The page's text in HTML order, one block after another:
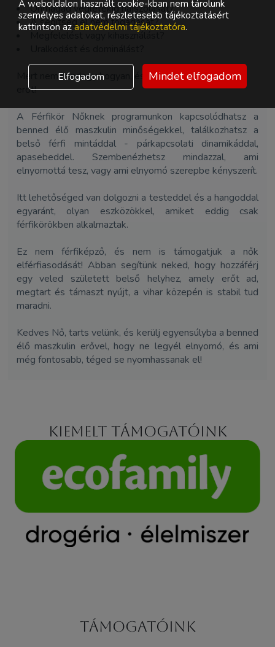
Önmagad végletekig hajszolását?
A segítség el nem fogadását?
Megfelelést vagy kihasználást?
Mert nem mindegy hogyan, és mikor használod ezt az
erőt!
A Férfikör Nőknek programunkon kapcsolódhatsz a
benned élő maszkulin minőségekkel, találkozhatsz a
belső férfi mintáddal - párkapcsolati dinamikáddal,
apasebeddel. Szembenézhetsz mindazzal, ami
elnyomottá tesz, vagy ami elnyomó szerepbe kényszerít.
Itt lehetőséged van dolgozni a testeddel és a hangoddal
egyaránt, olyan eszközökkel, amiket eddig csak
férfikörökben alkalmaztak.
Ez nem férfiképző, és nem is támogatjuk a nők
elférfiasodását! Abban segítünk neked, hogy hozzáférj
egy veled született belső helyhez, amely erőt ad,
megtart és támaszt nyújt, a vihar közepén is stabil tud
maradni.
Kedves Nő, tarts velünk, és kerülj egyensúlyba a benned
élő maszkulin erővel, hogy ne legyél elnyomó, és ami
még fontosabb, téged se nyomhassanak el!
Kiemelt támogatóink
Támogatóink
A weboldalon használt cookie-kban nem tárolunk
személyes adatokat, részletesebb tájékoztatásért
kattintson az adatvédelmi tájékoztatóra.
Elfogadom Mindet elfogadom